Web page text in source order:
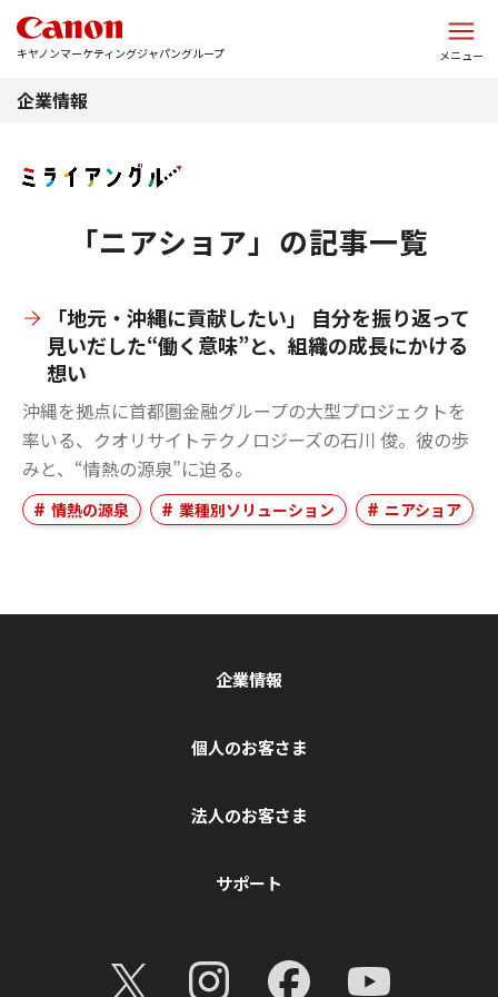
キヤノンマーケティングジャパングループ メニュー
企業情報
「ニアショア」の記事一覧
「地元・沖縄に貢献したい」 自分を振り返って
見いだした“働く意味”と、組織の成長にかける
想い
沖縄を拠点に首都圏金融グループの大型プロジェクトを
率いる、クオリサイトテクノロジーズの石川 俊。彼の歩
みと、“情熱の源泉”に迫る。
情熱の源泉 業種別ソリューション ニアショア
企業情報
個人のお客さま
法人のお客さま
サポート